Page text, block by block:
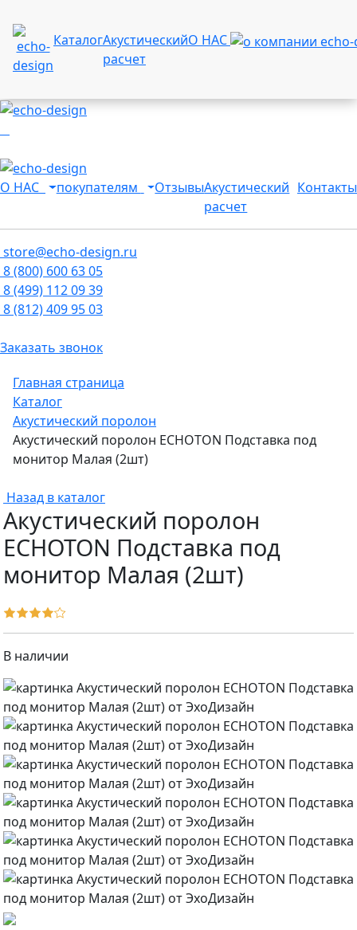
КаталогАкустический
расчет
О НАС
О НАС покупателям ОтзывыАкустический
расчет
Контакты
store@echo-design.ru
8 (800) 600 63 05
8 (499) 112 09 39
8 (812) 409 95 03
Заказать звонок
Главная страница
Каталог
Акустический поролон
Акустический поролон ECHOTON Подставка под
монитор Малая (2шт)
Назад в каталог
Акустический поролон
ECHOTON Подставка под
монитор Малая (2шт)
В наличии